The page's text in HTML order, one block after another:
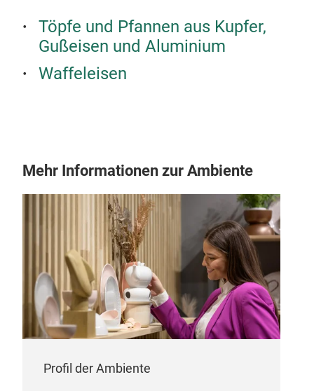
Töpfe und Pfannen aus Kupfer,
Gußeisen und Aluminium
Waffeleisen
Mehr Informationen zur Ambiente
Profil der Ambiente